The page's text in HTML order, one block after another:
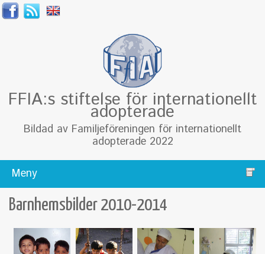
FFIA:s stiftelse för internationellt
adopterade
Bildad av Familjeföreningen för internationellt
adopterade 2022
Meny
Barnhemsbilder 2010-2014